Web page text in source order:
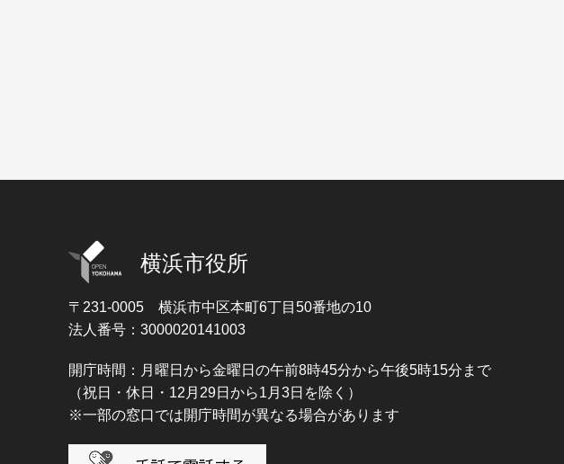
横浜市役所
〒231-0005 横浜市中区本町6丁目50番地の10
法人番号：3000020141003
開庁時間：月曜日から金曜日の午前8時45分から午後5時15分まで
（祝日・休日・12月29日から1月3日を除く）
※一部の窓口では開庁時間が異なる場合があります